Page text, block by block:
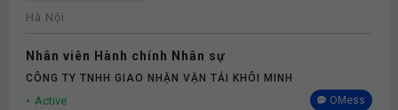
Hà Nội
Nhân viên Hành chính Nhân sự
CÔNG TY TNHH GIAO NHẬN VẬN TẢI KHÔI MINH
Active OMess